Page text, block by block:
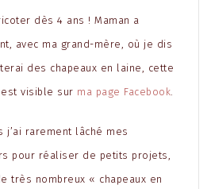
dès 4 ans ! Maman a
avec ma grand-mère, où je dis
des chapeaux en laine, cette
visible sur ma page Facebook.
j’ai rarement lâché mes
pour réaliser de petits projets,
très nombreux « chapeaux en